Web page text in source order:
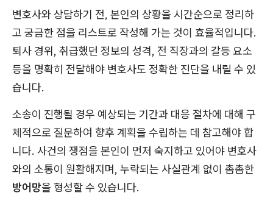
변호사와 상담하기 전, 본인의 상황을 시간순으로 정리하
고 궁금한 점을 리스트로 작성해 가는 것이 효율적입니다.
퇴사 경위, 취급했던 정보의 성격, 전 직장과의 갈등 요소
등을 명확히 전달해야 변호사도 정확한 진단을 내릴 수 있
습니다.
소송이 진행될 경우 예상되는 기간과 대응 절차에 대해 구
체적으로 질문하여 향후 계획을 수립하는 데 참고해야 합
니다. 사건의 쟁점을 본인이 먼저 숙지하고 있어야 변호사
와의 소통이 원활해지며, 누락되는 사실관계 없이 촘촘한
방어망을 형성할 수 있습니다.